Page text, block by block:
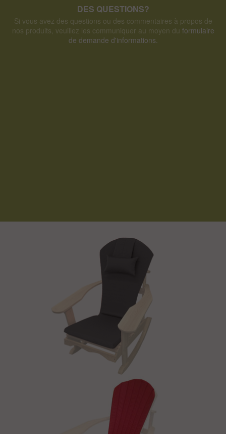
DES QUESTIONS?
Si vous avez des questions ou des commentaires à propos de
nos produits, veuillez les communiquer au moyen du formulaire
de demande d'informations.